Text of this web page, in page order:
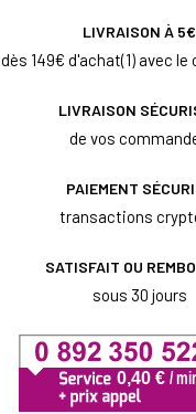
LIVRAISON À 5€
dès 149€ d'achat(1) avec le
LIVRAISON
de vos
PAIEMENT
transactions
SATISFAIT OU
sous 30 jours